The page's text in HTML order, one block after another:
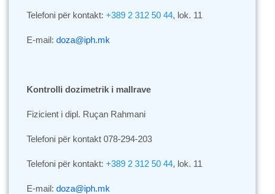
Telefoni për kontakt:+389 2 312 50 44, lok. 11
E-mail:doza@iph.mk
Kontrolli dozimetrik i mallrave
Fizicient i dipl. Ruçan Rahmani
Telefoni për kontakt 078-294-203
Telefoni për kontakt:+389 2 312 50 44, lok. 11
E-mail:doza@iph.mk